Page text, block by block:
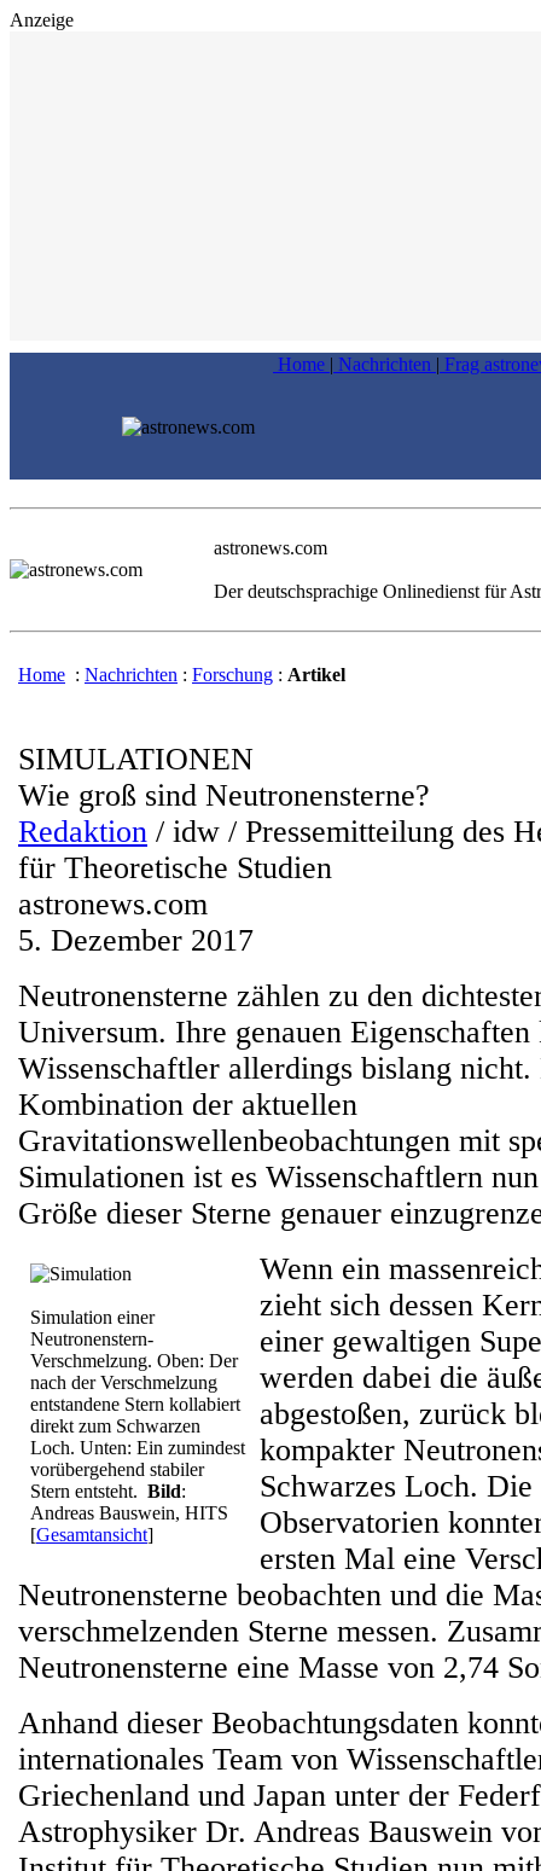
Anzeige
Home | Nachrichten | Frag
astronews.com
Der deutschsprachige Onlinedienst für
Home : Nachrichten : Forschung : Artikel
SIMULATIONEN
Wie groß sind Neutronensterne?
Redaktion / idw / Pressemitteilung des
für Theoretische Studien
astronews.com
5. Dezember 2017
Neutronensterne zählen zu den
Universum. Ihre genauen Eigenschaften
Wissenschaftler allerdings bislang
Kombination der aktuellen
Gravitationswellenbeobachtungen mit
Simulationen ist es Wissenschaftlern
Größe dieser Sterne genauer
Simulation einer
Neutronenstern-
Verschmelzung. Oben: Der
nach der Verschmelzung
entstandene Stern kollabiert
direkt zum Schwarzen
Loch. Unten: Ein zumindest
vorübergehend stabiler
Stern entsteht. Bild:
Andreas Bauswein, HITS
[Gesamtansicht]
Wenn ein
zieht sich dessen
einer gewaltigen
werden dabei die
abgestoßen, zurück
kompakter
Schwarzes Loch.
Observatorien
ersten Mal eine
Neutronensterne beobachten und die
verschmelzenden Sterne messen.
Neutronensterne eine Masse von 2,74
Anhand dieser Beobachtungsdaten
internationales Team von
Griechenland und Japan unter der
Astrophysiker Dr. Andreas Bauswein